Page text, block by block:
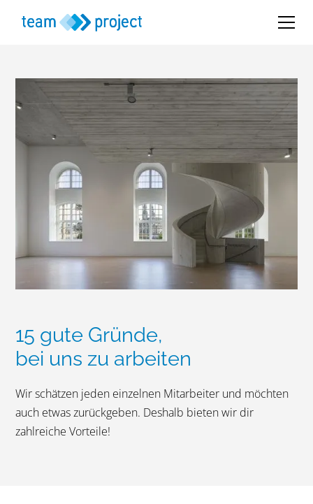
15 gute Gründe,
bei uns zu arbeiten
Wir schätzen jeden einzelnen Mitarbeiter und möchten
auch etwas zurückgeben. Deshalb bieten wir dir
zahlreiche Vorteile!